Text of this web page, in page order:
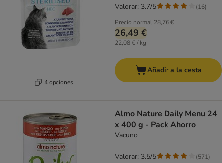
4 opciones
Precio normal 28,76 €
26,49 €
22,08 € / kg
Valorar: 3.7/5 (16)
Añadir a la cesta
Almo Nature Daily Menu 24
x 400 g - Pack Ahorro
Vacuno
Valorar: 3.5/5 (571)